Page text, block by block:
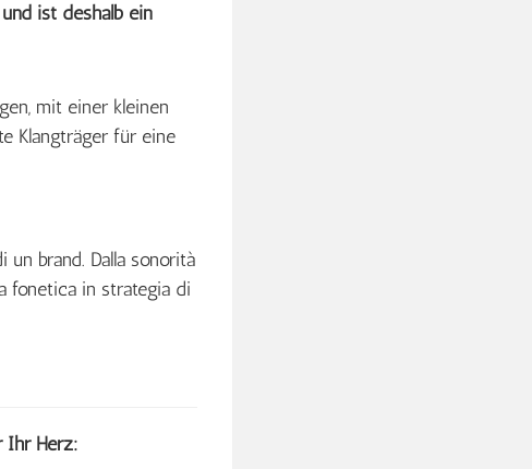
ist deshalb ein
mit einer kleinen
Klangträger für eine
brand. Dalla sonorità
fonetica in strategia di
Ihr Herz: